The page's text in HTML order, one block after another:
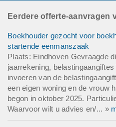
Eerdere offerte-aanvragen
Boekhouder gezocht voor
startende eenmanszaak
Plaats: Eindhoven Gevraagde
jaarrekening,
invoeren van de
een eigen woning en de vrouw
begon in oktober 2025.
Waarvoor wilt u advies en/... »